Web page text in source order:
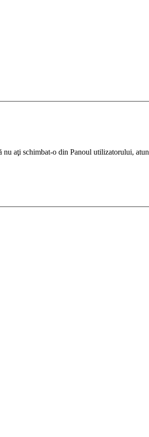
aţi schimbat-o din Panoul utilizatorului,